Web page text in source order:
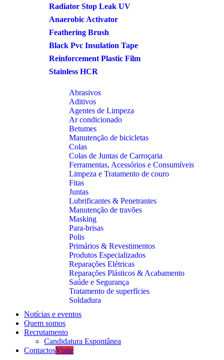
Radiator Stop Leak UV
Anaerobic Activator
Feathering Brush
Black Pvc Insulation Tape
Reinforcement Plastic Film
Stainless HCR
Abrasivos
Aditivos
Agentes de Limpeza
Ar condicionado
Betumes
Manutenção de bicicletas
Colas
Colas de Juntas de Carroçaria
Ferramentas, Acessórios e Consumíveis
Limpeza e Tratamento de couro
Fitas
Juntas
Lubrificantes & Penetrantes
Manutenção de travões
Masking
Para-brisas
Polis
Primários & Revestimentos
Produtos Especializados
Reparações Elétricas
Reparações Plásticos & Acabamento
Saúde e Segurança
Tratamento de superfícies
Soldadura
Notícias e eventos
Quem somos
Recrutamento
Candidatura Espontânea
ContactosVisite